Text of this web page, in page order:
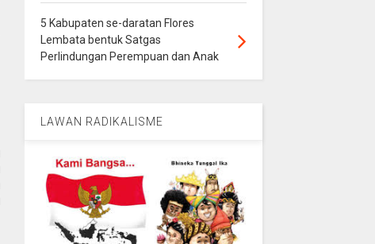
5 Kabupaten se-daratan Flores
Lembata bentuk Satgas
Perlindungan Perempuan dan Anak
LAWAN RADIKALISME